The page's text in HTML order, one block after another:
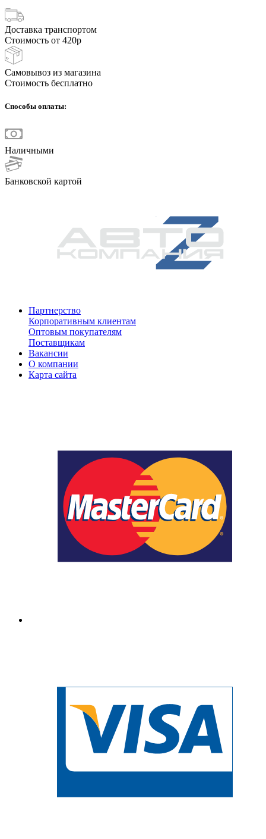
Доставка транспортом
Стоимость от 420р
Самовывоз из магазина
Стоимость бесплатно
Способы оплаты:
Наличными
Банковской картой
Партнерство
Корпоративным клиентам
Оптовым покупателям
Поставщикам
Вакансии
О компании
Карта сайта